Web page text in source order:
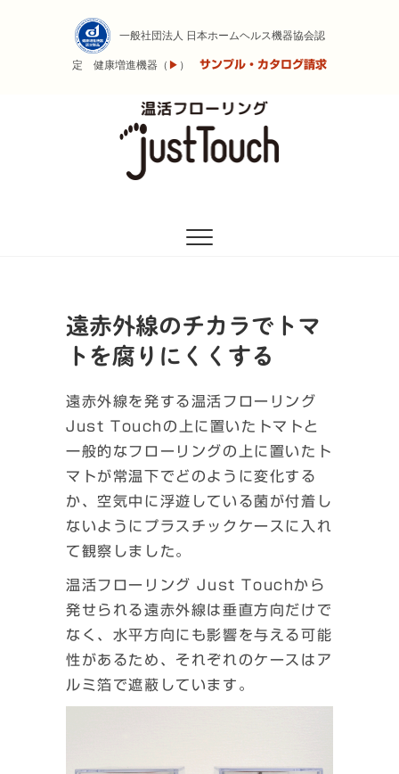
一般社団法人 日本ホームヘルス機器協会認
定 健康増進機器（ ▶ ） サンプル・カタログ請求
Just Touch
遠赤外線のチカラでトマ
トを腐りにくくする
遠赤外線を発する温活フローリング
Just Touchの上に置いたトマトと
一般的なフローリングの上に置いたト
マトが常温下でどのように変化する
か、空気中に浮遊している菌が付着し
ないようにプラスチックケースに入れ
て観察しました。
温活フローリング Just Touchから
発せられる遠赤外線は垂直方向だけで
なく、水平方向にも影響を与える可能
性があるため、それぞれのケースはア
ルミ箔で遮蔽しています。